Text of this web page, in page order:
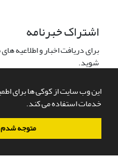
این وب سایت از کوکی ها برای
خدمات استفاده می کند.
متوجه شدم
اشتراک خبرنامه
برای دریافت اخبار و اطلاعیه
شوید.
سامانه مدیریت نشریات علمی.